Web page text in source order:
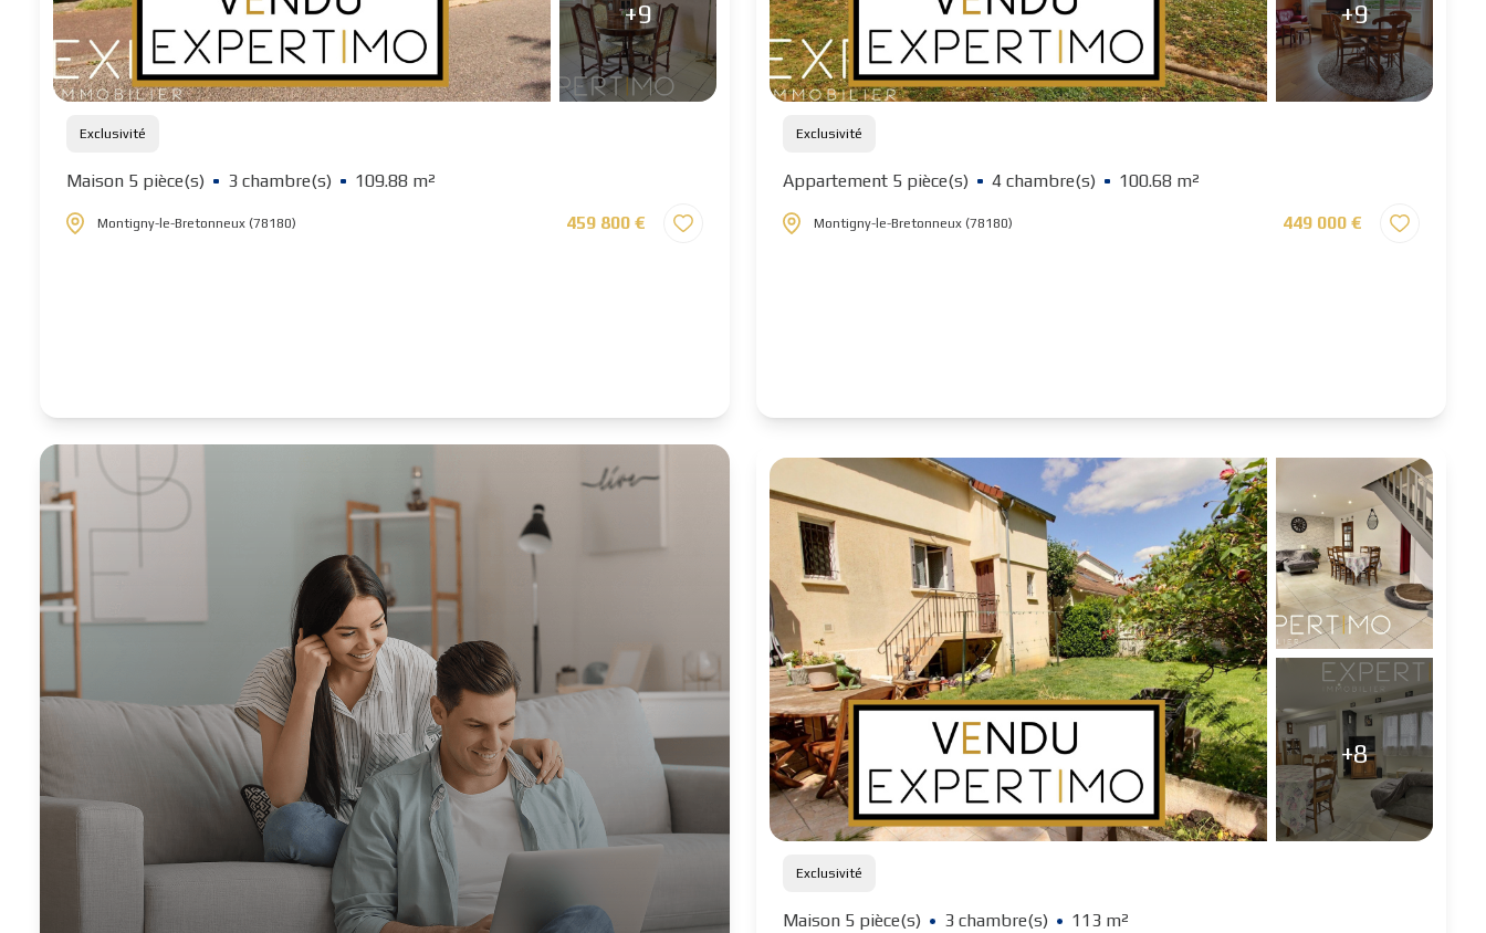
+9
Exclusivité
Maison 5 pièce(s) 3 chambre(s) 109.88 m²
Montigny-le-Bretonneux (78180) 459 800 €
+9
Exclusivité
Appartement 5 pièce(s) 4 chambre(s) 100.68 m²
Montigny-le-Bretonneux (78180) 449 000 €
+8
Exclusivité
Maison 5 pièce(s) 3 chambre(s) 113 m²